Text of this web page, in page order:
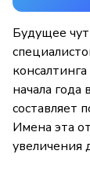
Будущее
начала года
составляет
Имена эта
увеличения